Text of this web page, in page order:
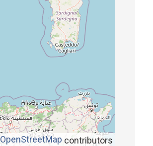
OpenStreetMap contributors